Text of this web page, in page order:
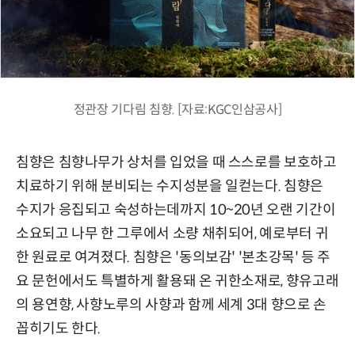
정관장 기다림 침향. [자료:KGC인삼공사]
침향은 침향나무가 상처를 입었을 때 스스로를 보호하고
치료하기 위해 분비되는 수지성분을 일컫는다. 침향은
수지가 응집되고 숙성하는데까지 10~20년 오랜 기간이
소요되고 나무 한 그루에서 소량 채취되어, 예로부터 귀
한 원료로 여겨졌다. 침향은 '동의보감' '본초강목' 등 주
요 문헌에서도 특별하게 활용돼 온 귀한소재로, 향유고래
의 용연향, 사향노루의 사향과 함께 세계 3대 향으로 손
꼽히기도 한다.